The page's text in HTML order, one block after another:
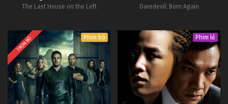
Yêu Không Giới Hạn Tập 13
Yêu Không Giới Hạn Tập 12
Tập 12
Yêu Không Giới Hạn Tập 11
Tập 11
The Last House on the Left Daredevil: Born Again
TRỌN BỘ Phim bộ Phim lẻ